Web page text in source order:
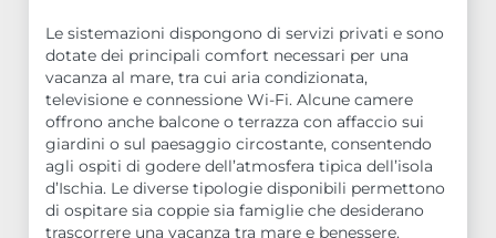
Le sistemazioni dispongono di servizi privati e sono
dotate dei principali comfort necessari per una
vacanza al mare, tra cui aria condizionata,
televisione e connessione Wi-Fi. Alcune camere
offrono anche balcone o terrazza con affaccio sui
giardini o sul paesaggio circostante, consentendo
agli ospiti di godere dell’atmosfera tipica dell’isola
d’Ischia. Le diverse tipologie disponibili permettono
di ospitare sia coppie sia famiglie che desiderano
trascorrere una vacanza tra mare e benessere.